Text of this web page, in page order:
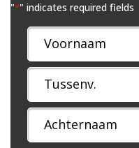
"*" indicates required fields
Naam
*